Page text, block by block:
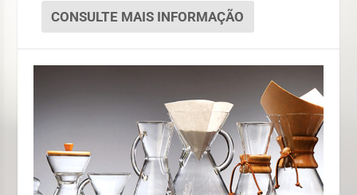
CONSULTE MAIS INFORMAÇÃO